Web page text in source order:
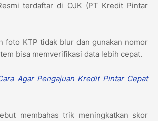
terdaftar di OJK (PT Kredit Pintar
foto KTP tidak blur dan gunakan nomor
bisa memverifikasi data lebih cepat.
Agar Pengajuan Kredit Pintar Cepat
membahas trik meningkatkan skor